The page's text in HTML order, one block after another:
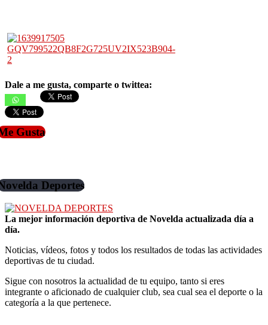
Dale a me gusta, comparte o twittea:
Gusta
Deportes
La mejor información deportiva de Novelda actualizada día a
día.
Noticias, vídeos, fotos y todos los resultados de todas las actividades
deportivas de tu ciudad.
Sigue con nosotros la actualidad de tu equipo, tanto si eres
integrante o aficionado de cualquier club, sea cual sea el deporte o la
categoría a la que pertenece.